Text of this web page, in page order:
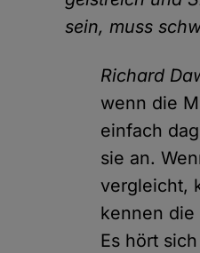
sein, muss
Richard
wenn die
einfach
sie an.
vergleicht,
kennen die
Es hört